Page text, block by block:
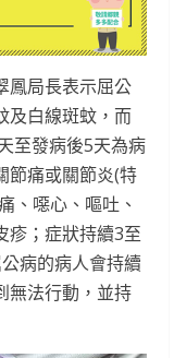
局長表示屈公
及白線斑蚊，而
至發病後5天為病
節痛或關節炎(特
、噁心、嘔吐、
疹；症狀持續3至
病的病人會持續
無法行動，並持